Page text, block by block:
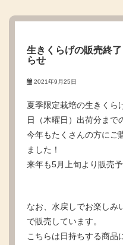
生きくらげの販売終
らせ
2021年9月25日
夏季限定栽培の生きくら
日（木曜日）出荷分まで
今年もたくさんの方にご
ました！
来年も5月上旬より販売予
なお、水戻しでお楽しみ
で販売しています。
こちらは日持ちする商品